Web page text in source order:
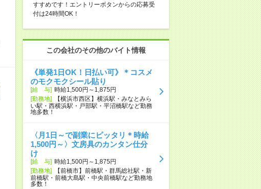
すすめです！エントリーボタンからの応募受
付は24時間OK！
この会社のその他のバイト情報
《単発1日OK！日払い可》＊コスメ
のモクモクシール貼り
[給 与] 時給1,500円～1,875円
[勤務地]
【横浜市西区】横浜駅・みなとみら
い駅・西横浜駅・戸部駅・平沼橋駅など勤務
地多数！
〈月1日～で副業にピッタリ＊時給
1,500円～〉文房具のカンタン仕分
け
[給 与] 時給1,500円～1,875円
[勤務地]
【前橋市】前橋駅・群馬総社駅・新
前橋駅・前橋大島駅・中央前橋駅など勤務地
多数！